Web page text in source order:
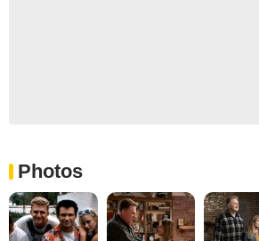
Photos